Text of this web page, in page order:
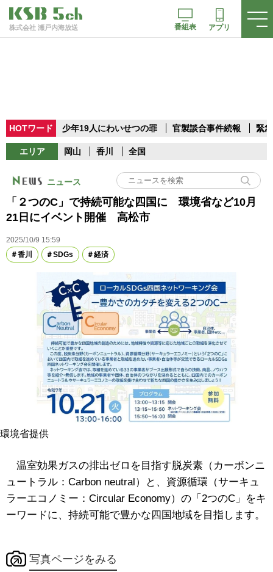
株式会社 瀬戸内海放送 番組表 アプリ
HOTワード 少年19人にわいせつの罪 官製談合事件続報 緊
エリア 岡山 香川 全国
ニュース
「２つのC」で持続可能な四国に 環境省など10月
21日にイベント開催 高松市
2025/10/9 15:59
香川
SDGs 経済
環境省提供
温室効果ガスの排出ゼロを目指す脱炭素（カーボンニ
ュートラル：Carbon neutral）と、資源循環（サーキュ
ラーエコノミー：Circular Economy）の「2つのC」をキ
ーワードに、持続可能で豊かな四国地域を目指します。
写真ページをみる